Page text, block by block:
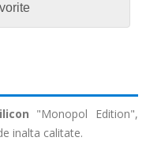
"Monopol Edition",
inalta calitate.